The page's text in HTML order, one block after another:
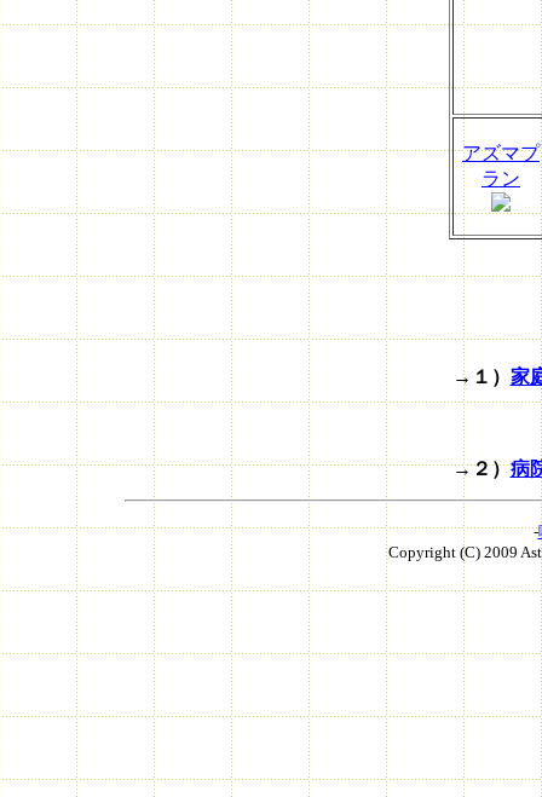
アズマプ
ラン
→１） 家
→２）病
-
Copyright (C) 2009